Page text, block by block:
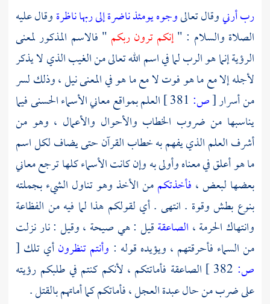
رب أرنيوقال تعالىوجوه يومئذ ناضرةإلى ربها ناظرةوقال عليه
الصلاة والسلام : "إنكم ترون ربكم " فالاسم المذكور لمعنى
الرؤية إنما هو الرب لما في اسم الله تعالى من الغيب الذي لا يذكر
لأجله إلا مع ما هو فوت لا مع ما هو في المعنى نيل ، وذلك لسر
من أسرار[ص:
العلم بمواقع معاني الأسماء الحسنى فيما
يناسبها من ضروب الخطاب والأحوال والأعمال ، وهو من
أشرف العلم الذي يفهم به خطاب القرآن حتى يضاف لكل اسم
ما هو أعلق في معناه وأولى به وإن كانت الأسماء كلها ترجع معاني
بعضها لبعض ، فأخذتكممن الأخذ وهو تناول الشيء بجملته
بنوع بطش وقوة . انتهى . أي لقولكم هذا لما فيه من الفظاعة
وانتهاك الحرمة ، الصاعقةقيل : هي صيحة ، وقيل : نار نزلت
من السماء فأحرقتهم ، ويؤيده قوله : وأنتم تنظرونأي تلك [
ص:
الصاعقة فأماتتكم ، لأنكم كنتم في طلبكم رؤيته
على ضرب من حال عبدة العجل ، فأماتكم كما أماتهم بالقتل .